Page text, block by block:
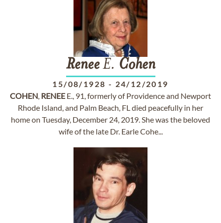
ReneeE. Cohen
15/08/1928 - 24/12/2019
COHEN, RENEE E., 91, formerly of Providence and Newport
Rhode Island, and Palm Beach, FL died peacefully in her
home on Tuesday, December 24, 2019. She was the beloved
wife of the late Dr. Earle Cohe...